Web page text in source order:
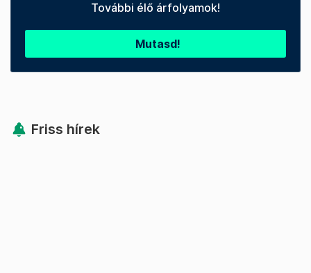
További élő árfolyamok!
Mutasd!
Friss hírek